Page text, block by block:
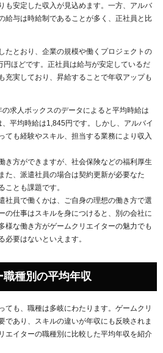
も安定した収入が見込めます。一方、アルバ
給与は時給制であることが多く、正社員と比
たとおり、企業の規模や働くプロジェクトの
ほどです。正社員は給与が安定しているだ
充実しており、昇給することで年収アップも
求人ボックスのデータによると平均時給は
平均時給は1,845円です。しかし、アルバイ
ても経験やスキル、担当する業務により収入
き方ができますが、社会保険などの福利厚生
た、派遣社員の場合は契約更新が必要なた
ことも課題です。
社員で働くかは、ご自身の理想の働き方で選
の仕事はスキルを身につけると、別の会社に
様な働き方がゲームクリエイターの魅力でも
必要はないといえます。
種別の平均年収
ても、職種は多岐にわたります。ゲームクリ
であり、スキルの違いが年収にも反映されま
エイターの職種別に比較した平均年収を紹介